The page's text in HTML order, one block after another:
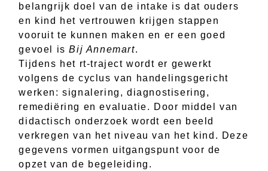
belangrijk doel van de intake is dat ouders
en kind het vertrouwen krijgen stappen
vooruit te kunnen maken en er een goed
gevoel isBij Annemart.
Tijdens het rt-traject wordt er gewerkt
volgens de cyclus van handelingsgericht
werken: signalering, diagnostisering,
remediëring en evaluatie. Door middel van
didactisch onderzoek wordt een beeld
verkregen van het niveau van het kind. Deze
gegevens vormen uitgangspunt voor de
opzet van de begeleiding.